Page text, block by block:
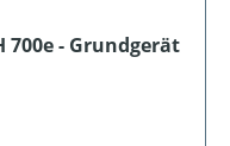
700e - Grundgerät